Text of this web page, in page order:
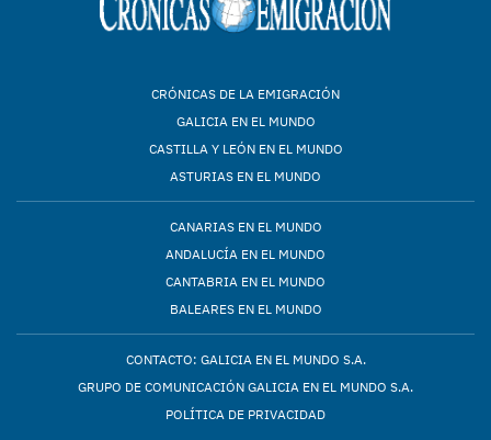
CRÓNICAS DE LA EMIGRACIÓN
GALICIA EN EL MUNDO
CASTILLA Y LEÓN EN EL MUNDO
ASTURIAS EN EL MUNDO
CANARIAS EN EL MUNDO
ANDALUCÍA EN EL MUNDO
CANTABRIA EN EL MUNDO
BALEARES EN EL MUNDO
CONTACTO: GALICIA EN EL MUNDO S.A.
GRUPO DE COMUNICACIÓN GALICIA EN EL MUNDO S.A.
POLÍTICA DE PRIVACIDAD